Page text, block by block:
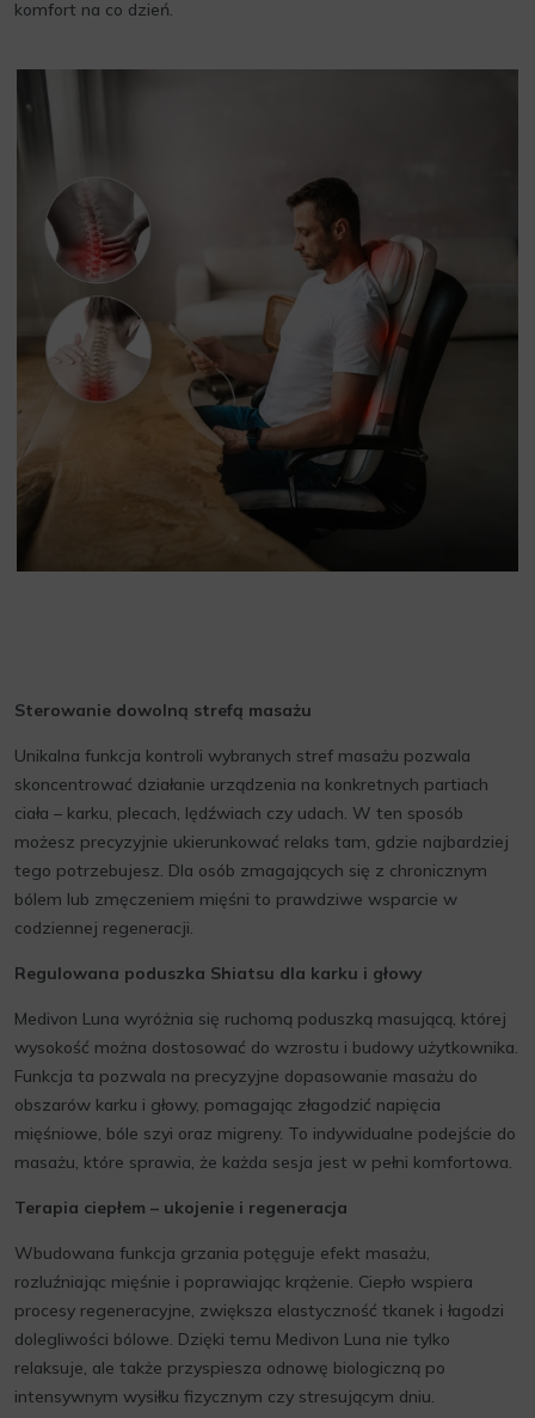
komfort na co dzień.
Sterowanie dowolną strefą masażu
Unikalna funkcja kontroli wybranych stref masażu pozwala
skoncentrować działanie urządzenia na konkretnych partiach
ciała – karku, plecach, lędźwiach czy udach. W ten sposób
możesz precyzyjnie ukierunkować relaks tam, gdzie najbardziej
tego potrzebujesz. Dla osób zmagających się z chronicznym
bólem lub zmęczeniem mięśni to prawdziwe wsparcie w
codziennej regeneracji.
Regulowana poduszka Shiatsu dla karku i głowy
Medivon Luna wyróżnia się ruchomą poduszką masującą, której
wysokość można dostosować do wzrostu i budowy użytkownika.
Funkcja ta pozwala na precyzyjne dopasowanie masażu do
obszarów karku i głowy, pomagając złagodzić napięcia
mięśniowe, bóle szyi oraz migreny. To indywidualne podejście do
masażu, które sprawia, że każda sesja jest w pełni komfortowa.
Terapia ciepłem – ukojenie i regeneracja
Wbudowana funkcja grzania potęguje efekt masażu,
rozluźniając mięśnie i poprawiając krążenie. Ciepło wspiera
procesy regeneracyjne, zwiększa elastyczność tkanek i łagodzi
dolegliwości bólowe. Dzięki temu Medivon Luna nie tylko
relaksuje, ale także przyspiesza odnowę biologiczną po
intensywnym wysiłku fizycznym czy stresującym dniu.